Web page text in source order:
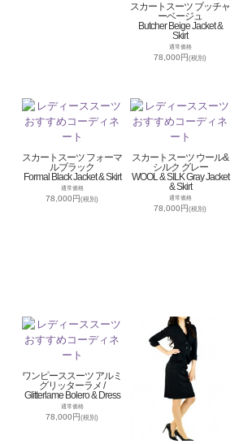
スカートスーツ ブッチャ
ーベージュ
Butcher Beige Jacket &
Skirt
通常価格
78,000円(税別)
スカートスーツ フォーマ
ルブラック
Formal Black Jacket & Skirt
通常価格
78,000円(税別)
スカートスーツ ウール&
シルク グレー
WOOL & SILK Gray Jacket
& Skirt
通常価格
78,000円(税別)
ワンピーススーツ アルミ
グリッターラメ /
Glitterlame Bolero & Dress
通常価格
78,000円(税別)